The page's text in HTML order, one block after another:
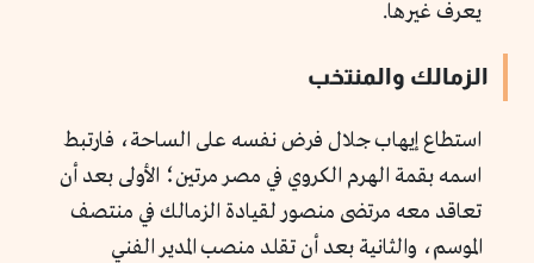
يعرف غيرها.
الزمالك والمنتخب
استطاع إيهاب جلال فرض نفسه على الساحة، فارتبط
اسمه بقمة الهرم الكروي في مصر مرتين؛ الأولى بعد أن
تعاقد معه مرتضى منصور لقيادة الزمالك في منتصف
الموسم، والثانية بعد أن تقلد منصب المدير الفني